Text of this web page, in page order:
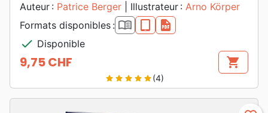
Auteur : Patrice Berger | Illustrateur : Arno Körper
Formats disponibles : book_open epub
pdf
check Disponible
Prix
9,75 CHF shopping_cart
star star star star star(4)